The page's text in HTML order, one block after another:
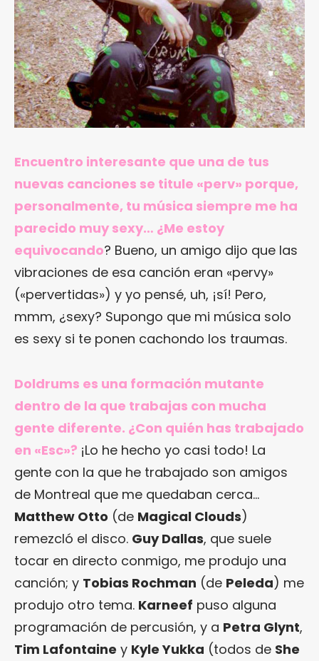
Encuentro interesante que una de tus
nuevas canciones se titule «perv» porque,
personalmente, tu música siempre me ha
parecido muy sexy… ¿Me estoy
equivocando? Bueno, un amigo dijo que las
vibraciones de esa canción eran «pervy»
(«pervertidas») y yo pensé, uh, ¡sí! Pero,
mmm, ¿sexy? Supongo que mi música solo
es sexy si te ponen cachondo los traumas.
Doldrums es una formación mutante
dentro de la que trabajas con mucha
gente diferente. ¿Con quién has trabajado
en «Esc»? ¡Lo he hecho yo casi todo! La
gente con la que he trabajado son amigos
de Montreal que me quedaban cerca…
Matthew Otto (de Magical Clouds)
remezcló el disco. Guy Dallas, que suele
tocar en directo conmigo, me produjo una
canción; y Tobias Rochman (de Peleda) me
produjo otro tema. Karneef puso alguna
programación de percusión, y a Petra Glynt,
Tim Lafontaine y Kyle Yukka (todos de She